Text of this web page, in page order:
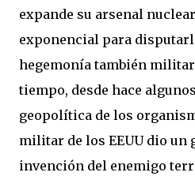
expande su arsenal
exponencial para
hegemonía también militar
tiempo, desde hace
geopolítica de los
militar de los EEUU dio un
invención del enemigo